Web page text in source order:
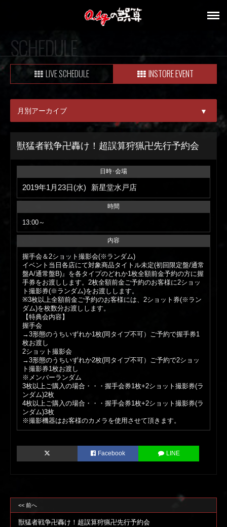
SCHEDULE
LIVE SCHEDULE INSTORE EVENT
月別アーカイブ ▼
ALL
09月
獣猛者戦争卍轟け！超誤算狩猟卍先行予約会
日時･会場
2019年1月23日(水) 新星堂水戸店
時間
13:00～
内容
握手会＆2ショット撮影会(※ランダム)
イベント当日各店にて対象商品タイトル未定(初回限定盤/通常
盤A/通常盤B)』を各タイプのどれか1枚全額前金予約の方に握
手券をお渡しします。2枚全額前金ご予約のお客様に2ショッ
ト撮影券(※ランダム)をお渡しします。
※3枚以上全額前金ご予約のお客様には、2ショット券(※ラン
ダム)を枚数分お渡しします。
【特典会内容】
握手会
→3形態のうちいずれか1枚(同タイプ不可）ご予約で握手券1
枚お渡し
2ショット撮影会
→3形態のうちいずれか2枚(同タイプ不可）ご予約で2ショッ
ト撮影券1枚お渡し
※メンバーランダム
3枚以上ご購入の場合・・・握手会券1枚+2ショット撮影券(ラ
ンダム)2枚
4枚以上ご購入の場合・・・握手会券1枚+2ショット撮影券(ラ
ンダム)3枚
※撮影機器はお客様のカメラを使用させて頂きます。
Facebook LINE
<< 前へ
獣猛者戦争卍轟け！超誤算狩猟卍先行予約会